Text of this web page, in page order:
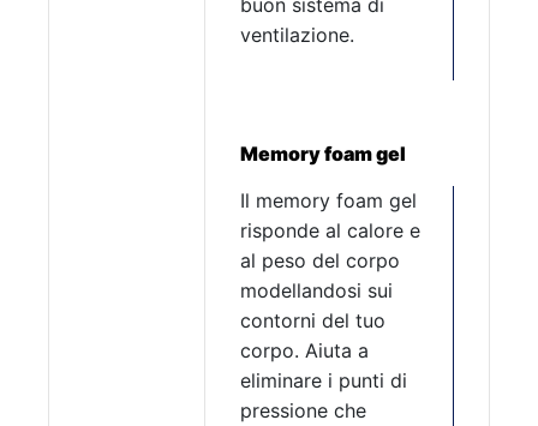
ventilazione.
Memory foam gel
Il memory foam gel
risponde al calore e
al peso del corpo
modellandosi sui
contorni del tuo
corpo. Aiuta a
eliminare i punti di
pressione che